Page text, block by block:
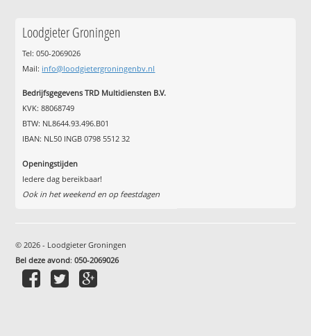
Loodgieter Groningen
Tel: 050-2069026
Mail: info@loodgietergroningenbv.nl
Bedrijfsgegevens TRD Multidiensten B.V.
KVK: 88068749
BTW: NL8644.93.496.B01
IBAN: NL50 INGB 0798 5512 32
Openingstijden
Iedere dag bereikbaar!
Ook in het weekend en op feestdagen
© 2026 - Loodgieter Groningen
Bel deze avond:050-2069026